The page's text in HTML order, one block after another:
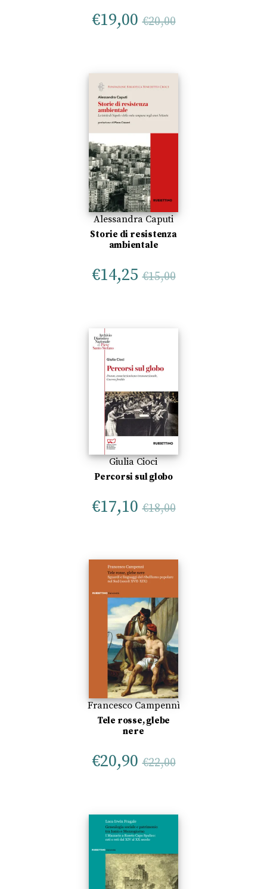
€19,00 €20,00
Alessandra Caputi
Storie di resistenza
ambientale
€14,25 €15,00
Giulia Cioci
Percorsi sul globo
€17,10 €18,00
Francesco Campennì
Tele rosse, glebe
nere
€20,90 €22,00